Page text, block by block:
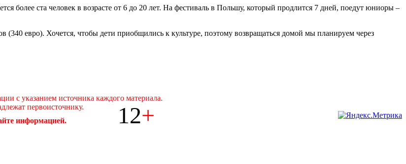
более ста человек в возрасте от 6 до 20 лет. На фестиваль в Польшу, который продлится 7 дней, поедут юниоры –
(340 евро). Хочется, чтобы дети приобщились к культуре, поэтому возвращаться домой мы планируем через
с указанием источника каждого материала.
первоисточнику.
информацией.
12+